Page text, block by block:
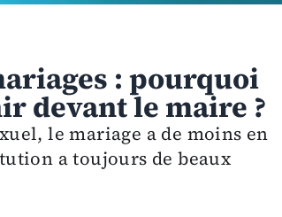
: pourquoi
devant le maire ?
le mariage a de moins en
a toujours de beaux